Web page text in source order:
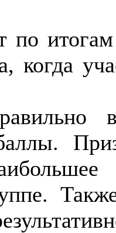
по
когда